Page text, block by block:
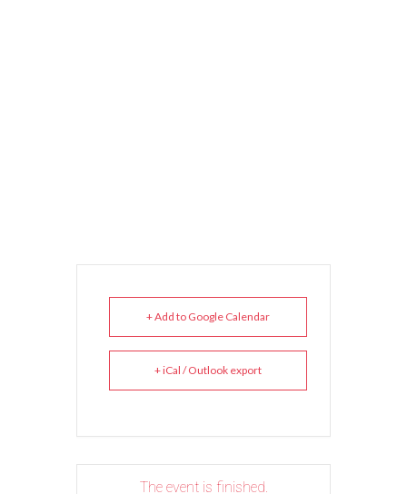
+ Add to Google Calendar
+ iCal / Outlook export
The event is finished.